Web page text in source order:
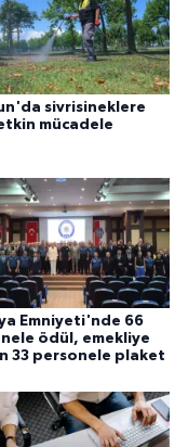
sivrisineklere
etkin mücadele
Emniyeti'nde 66
ödül, emekliye
33 personele plaket